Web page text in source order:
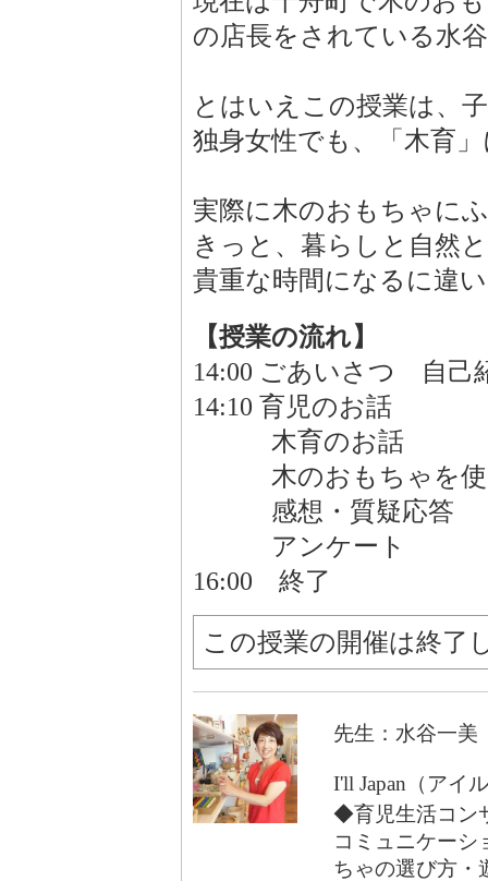
の店長をされている水
とはいえこの授業は、
独身女性でも、「木育
実際に木のおもちゃに
きっと、暮らしと自然
貴重な時間になるに違
【授業の流れ】
14:00 ごあいさつ 自己
14:10 育児のお話
木育のお話
木のおもちゃを使
感想・質疑応答
アンケート
16:00 終了
この授業の開催は終了
先生：水谷一美
I'll Japan（アイ
◆育児生活コン
コミュニケー
ちゃの選び方